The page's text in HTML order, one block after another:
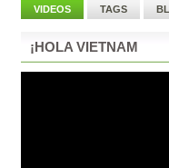
VIDEOS TAGS
¡HOLA VIETNAM